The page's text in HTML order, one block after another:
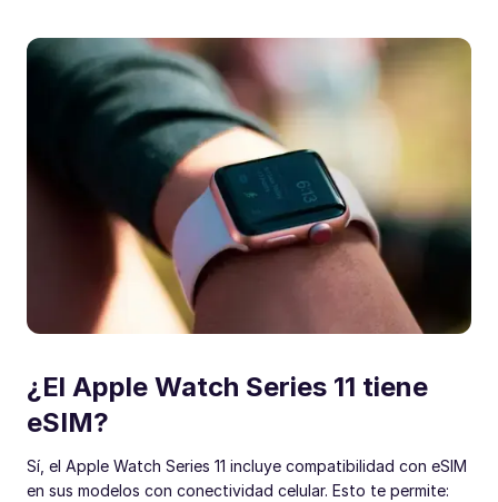
¿El Apple Watch Series 11 tiene
eSIM?
Sí, el Apple Watch Series 11 incluye compatibilidad con eSIM
en sus modelos con conectividad celular. Esto te permite: